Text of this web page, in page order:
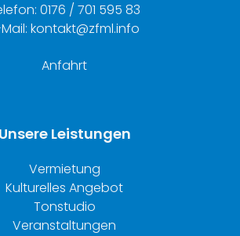
0176 / 701 595 83
kontakt@zfml.info
Anfahrt
Unsere Leistungen
Vermietung
Kulturelles Angebot
Tonstudio
Veranstaltungen